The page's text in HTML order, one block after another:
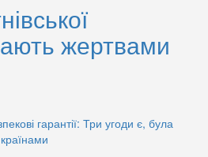
жертвами